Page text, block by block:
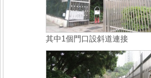
其中1個門口設斜道連接